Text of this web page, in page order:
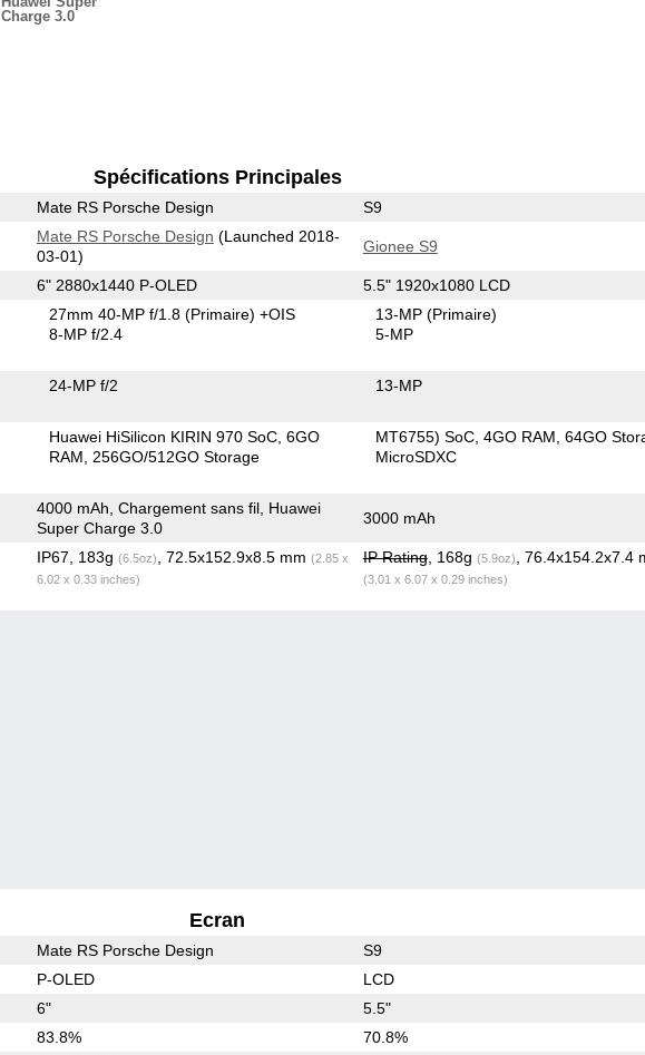
Charge 3.0
Spécifications Principales
Mate RS Porsche Design S9
Mate RS Porsche Design (Launched 2018-
03-01)
Gionee S9
6" 2880x1440 P-OLED 5.5" 1920x1080 LCD
27mm 40-MP f/1.8(Primaire) +OIS
8-MP f/2.4
13-MP(Primaire)
5-MP
24-MP f/2 13-MP
Huawei HiSilicon KIRIN 970 SoC 6GO
RAM
256GO/512GO Storage
MT6755) SoC 4GO RAM 64GO
MicroSDXC
4000 mAh, Chargement sans fil, Huawei
Super Charge 3.0
3000 mAh
IP67, 183g (6.5oz) , 72.5x152.9x8.5 mm (2.85 x
6.02 x 0.33 inches)
IP Rating, 168g (5.9oz) , 76.4x154.2x7.4
(3.01 x 6.07 x 0.29 inches)
Ecran
Mate RS Porsche Design S9
P-OLED LCD
6" 5.5"
83.8% 70.8%